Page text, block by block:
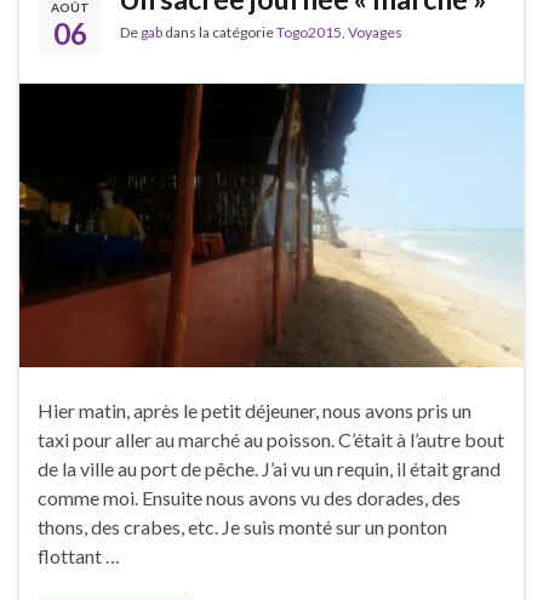
AOÛT
06 De gab dans la catégorieTogo2015, Voyages
Hier matin, après le petit déjeuner, nous avons pris un
taxi pour aller au marché au poisson. C’était à l’autre bout
de la ville au port de pêche. J’ai vu un requin, il était grand
comme moi. Ensuite nous avons vu des dorades, des
thons, des crabes, etc. Je suis monté sur un ponton
flottant …